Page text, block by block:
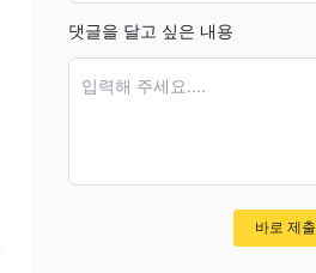
댓글을 달고 싶은 내용
입력해 주세요....
바로 제출